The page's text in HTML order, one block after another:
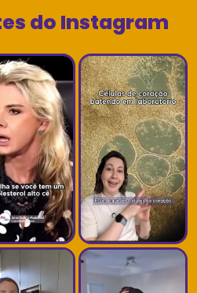
do Instagram